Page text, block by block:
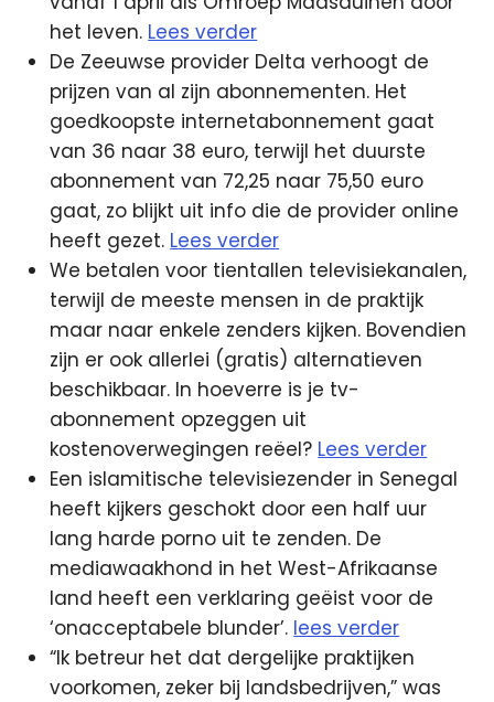
het leven. Lees verder
De Zeeuwse provider Delta verhoogt de
prijzen van al zijn abonnementen. Het
goedkoopste internetabonnement gaat
van 36 naar 38 euro, terwijl het duurste
abonnement van 72,25 naar 75,50 euro
gaat, zo blijkt uit info die de provider online
heeft gezet. Lees verder
We betalen voor tientallen televisiekanalen,
terwijl de meeste mensen in de praktijk
maar naar enkele zenders kijken. Bovendien
zijn er ook allerlei (gratis) alternatieven
beschikbaar. In hoeverre is je tv-
abonnement opzeggen uit
kostenoverwegingen reëel? Lees verder
Een islamitische televisiezender in Senegal
heeft kijkers geschokt door een half uur
lang harde porno uit te zenden. De
mediawaakhond in het West-Afrikaanse
land heeft een verklaring geëist voor de
‘onacceptabele blunder’. lees verder
“Ik betreur het dat dergelijke praktijken
voorkomen, zeker bij landsbedrijven,” was